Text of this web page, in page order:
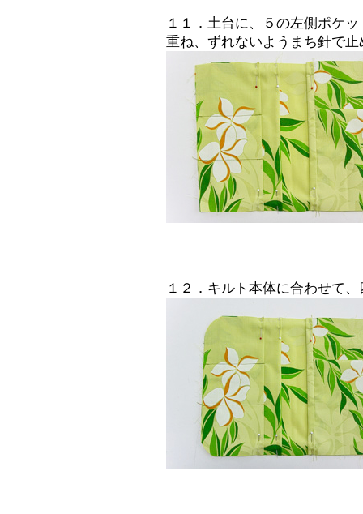
１１．土台に、５の左側ポケ
重ね、ずれないようまち針で止
１２．キルト本体に合わせて